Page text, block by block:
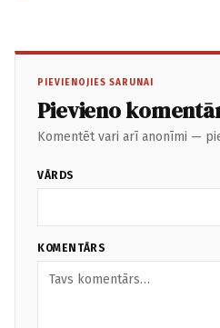
PIEVIENOJIES SARUNAI
Pievieno
Komentēt vari arī anonīmi —
VĀRDS
KOMENTĀRS